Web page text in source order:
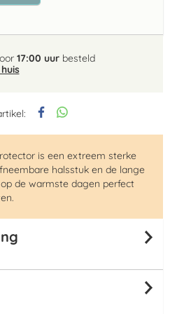
17:00 uurbesteld
is een extreem sterke
halsstuk en de lange
de warmste dagen perfect